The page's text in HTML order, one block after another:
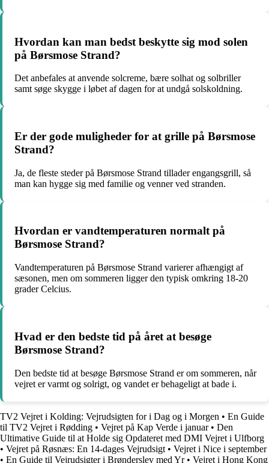
Hvordan kan man bedst beskytte sig mod solen
på Børsmose Strand?
Det anbefales at anvende solcreme, bære solhat og solbriller
samt søge skygge i løbet af dagen for at undgå solskoldning.
Er der gode muligheder for at grille på Børsmose
Strand?
Ja, de fleste steder på Børsmose Strand tillader engangsgrill, så
man kan hygge sig med familie og venner ved stranden.
Hvordan er vandtemperaturen normalt på
Børsmose Strand?
Vandtemperaturen på Børsmose Strand varierer afhængigt af
sæsonen, men om sommeren ligger den typisk omkring 18-20
grader Celcius.
Hvad er den bedste tid på året at besøge
Børsmose Strand?
Den bedste tid at besøge Børsmose Strand er om sommeren, når
vejret er varmt og solrigt, og vandet er behageligt at bade i.
TV2 Vejret i Kolding: Vejrudsigten for i Dag og i Morgen • En Guide
til TV2 Vejret i Rødding • Vejret på Kap Verde i januar• Den
Ultimative Guide til at Holde sig Opdateret med DMI Vejret i Ulfborg
• Vejret på Røsnæs: En 14-dages Vejrudsigt • Vejret i Nice i september
• En Guide til Vejrudsigter i Brønderslev med Yr• Vejret i Hong Kong